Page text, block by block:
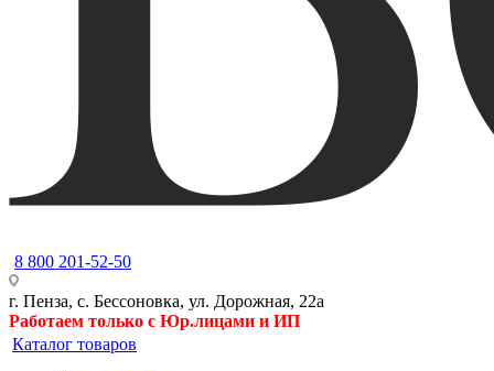
8 800 201-52-50
г. Пенза, с. Бессоновка, ул. Дорожная, 22а
Работаем только с Юр.лицами и ИП
Каталог товаров